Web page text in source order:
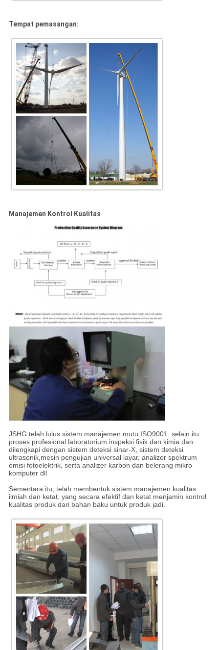
Tempat pemasangan:
Manajemen Kontrol Kualitas
JSHG telah lulus sistem manajemen mutu ISO9001. selain itu
proses profesional laboratorium inspeksi fisik dan kimia dan
dilengkapi dengan sistem deteksi sinar-X, sistem deteksi
ultrasonik,mesin pengujian universal layar, analizer spektrum
emisi fotoelektrik, serta analizer karbon dan belerang mikro
komputer dll
Sementara itu, telah membentuk sistem manajemen kualitas
ilmiah dan ketat, yang secara efektif dan ketat menjamin kontrol
kualitas produk dari bahan baku untuk produk jadi.